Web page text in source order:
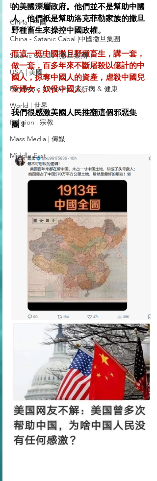
Europe | 歐洲
China | 中國
China - Satanic Cabal |中國撒旦集團
Satanic Cabals | 撒旦集團
USA | 美國
Pandemic & Health | 流行病 & 健康
World | 世界
Religion | 宗教
Mass Media | 傳媒
Middle East
的美國深層政府。他們並不是幫助中國
人，他們衹是幫助洛克菲勒家族的撒旦
野種畜生來操控中國政權。
而這一班中國撒旦野種畜生，講一套，
做一套，百多年來不斷屠殺以億計的中
國人，掠奪中國人的資產，虐殺中國兒
童婦女，奴役中國人。
我們很感激美國人民推翻這個邪惡集
團！